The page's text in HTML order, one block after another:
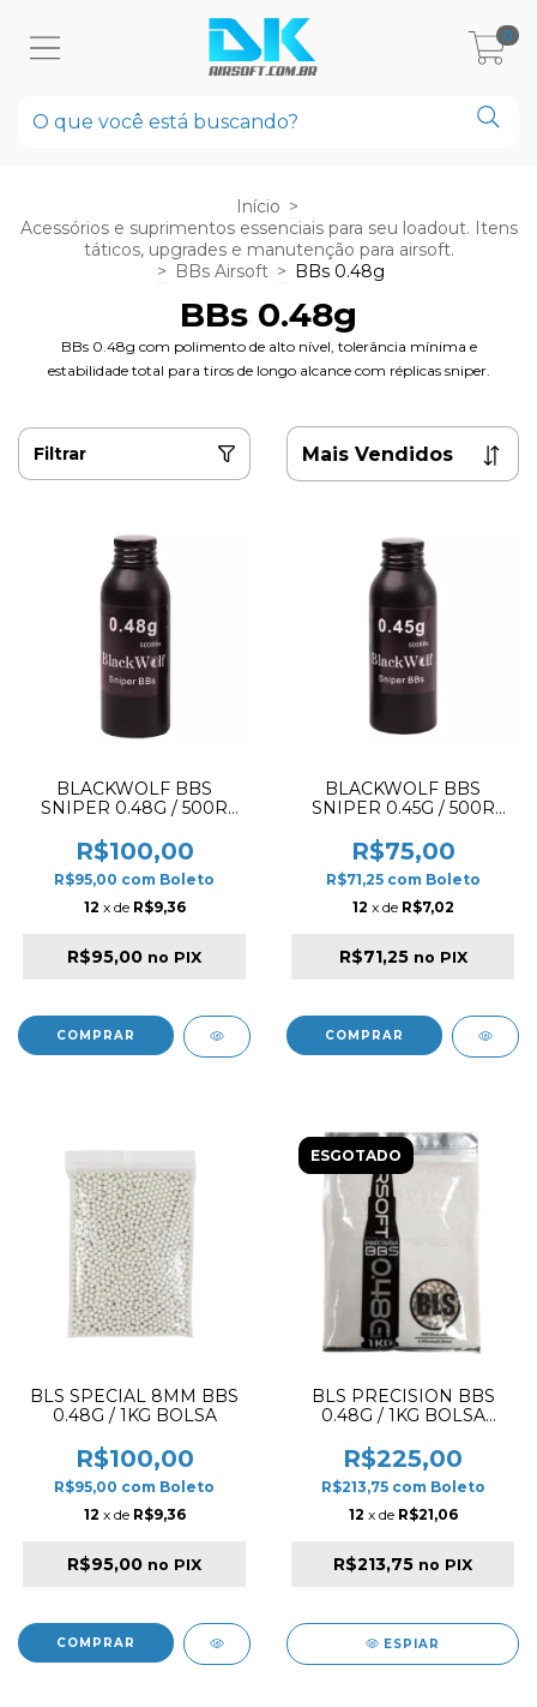
0
Início >
Acessórios e suprimentos essenciais para seu loadout. Itens
táticos, upgrades e manutenção para airsoft.
> BBs Airsoft > BBs 0.48g
BBs 0.48g
BBs 0.48g com polimento de alto nível, tolerância mínima e
estabilidade total para tiros de longo alcance com réplicas sniper.
Filtrar
BLACKWOLF BBS
SNIPER 0.48G / 500R
R$100,00
R$95,00 com Boleto
12 x de R$9,36
R$95,00 no PIX
BLACKWOLF BBS
SNIPER 0.45G / 500R
R$75,00
R$71,25 com Boleto
12 x de R$7,02
R$71,25 no PIX
BLS SPECIAL 8MM BBS
0.48G / 1KG BOLSA
R$100,00
R$95,00 com Boleto
12 x de R$9,36
R$95,00 no PIX
ESGOTADO
BLS PRECISION BBS
0.48G / 1KG BOLSA
R$225,00
R$213,75 com Boleto
12 x de R$21,06
R$213,75 no PIX
ESPIAR